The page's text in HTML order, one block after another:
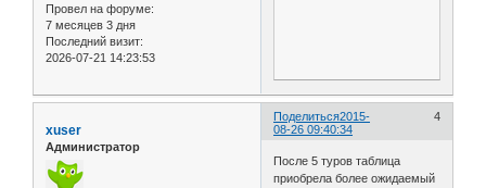
Провел на форуме:
7 месяцев 3 дня
Последний визит:
2026-07-21 14:23:53
Поделиться 4
2015-
08-26 09:40:34
xuser
Администратор
После 5 туров таблица
приобрела более ожидаемый